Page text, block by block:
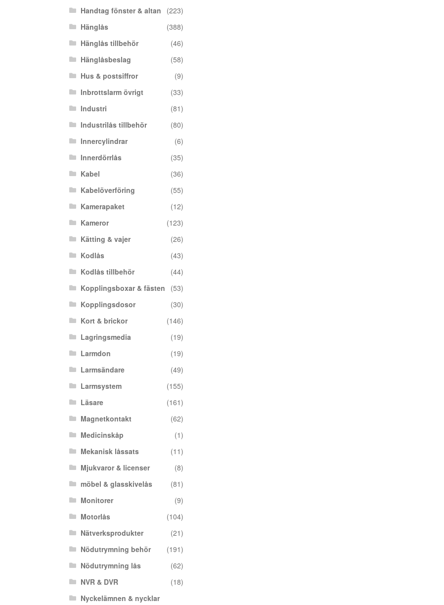
Handtag fönster & altan
(223)
Hänglås
(388)
Hänglås tillbehör
(46)
Hänglåsbeslag
(58)
Hus & postsiffror
(9)
Inbrottslarm övrigt
(33)
Industri
(81)
Industrilås tillbehör
(80)
Innercylindrar
(6)
Innerdörrlås
(35)
Kabel
(36)
Kabelöverföring
(55)
Kamerapaket
(12)
Kameror
(123)
Kätting & vajer
(26)
Kodlås
(43)
Kodlås tillbehör
(44)
Kopplingsboxar & fästen
(53)
Kopplingsdosor
(30)
Kort & brickor
(146)
Lagringsmedia
(19)
Larmdon
(19)
Larmsändare
(49)
Larmsystem
(155)
Läsare
(161)
Magnetkontakt
(62)
Medicinskåp
(1)
Mekanisk låssats
(11)
Mjukvaror & licenser
(8)
möbel & glasskivelås
(81)
Monitorer
(9)
Motorlås
(104)
Nätverksprodukter
(21)
Nödutrymning behör
(191)
Nödutrymning lås
(62)
NVR & DVR
(18)
Nyckelämnen & nycklar